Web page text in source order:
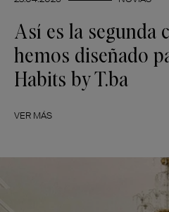
Así es la segunda
hemos diseñado
Habits by T.ba
VER MÁS